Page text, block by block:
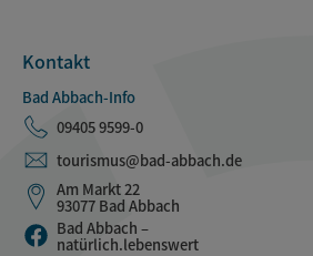
Kontakt
Bad Abbach-Info
09405 9599-0
tourismus@bad-abbach.de
Am Markt 22
93077 Bad Abbach
Bad Abbach –
natürlich.lebenswert